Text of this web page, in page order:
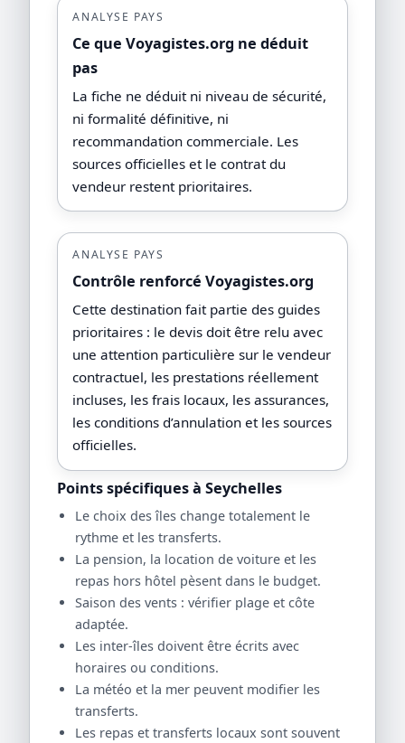
ANALYSE PAYS
Ce que Voyagistes.org ne déduit
pas
La fiche ne déduit ni niveau de sécurité,
ni formalité définitive, ni
recommandation commerciale. Les
sources officielles et le contrat du
vendeur restent prioritaires.
ANALYSE PAYS
Contrôle renforcé Voyagistes.org
Cette destination fait partie des guides
prioritaires : le devis doit être relu avec
une attention particulière sur le vendeur
contractuel, les prestations réellement
incluses, les frais locaux, les assurances,
les conditions d’annulation et les sources
officielles.
Points spécifiques à Seychelles
Le choix des îles change totalement le
rythme et les transferts.
La pension, la location de voiture et les
repas hors hôtel pèsent dans le budget.
Saison des vents : vérifier plage et côte
adaptée.
Les inter-îles doivent être écrits avec
horaires ou conditions.
La météo et la mer peuvent modifier les
transferts.
Les repas et transferts locaux sont souvent